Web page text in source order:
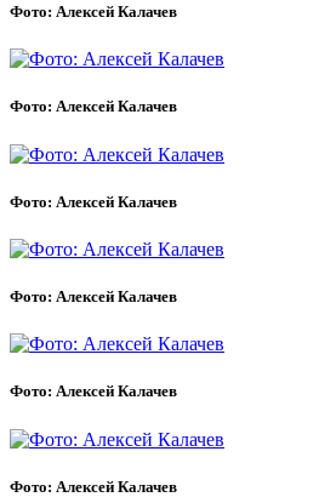
Фото: Алексей Калачев
Фото: Алексей Калачев
Фото: Алексей Калачев
Фото: Алексей Калачев
Фото: Алексей Калачев
Фото: Алексей Калачев